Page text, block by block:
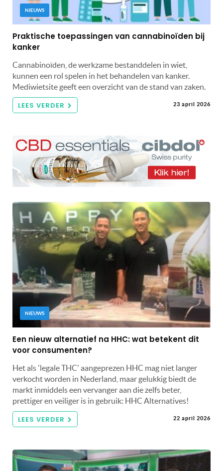
NIEUWS
Praktische toepassingen van cannabinoïden bij
kanker
Cannabinoïden, de werkzame bestanddelen in wiet,
kunnen een rol spelen in het behandelen van kanker.
Mediwietsite geeft een overzicht van de stand van zaken.
LEES VERDER 23 april 2026
NIEUWS
Een nieuw alternatief na HHC: wat betekent dit
voor consumenten?
Het als 'legale THC' aangeprezen HHC mag niet langer
verkocht worden in Nederland, maar gelukkig biedt de
markt inmiddels een vervanger aan die zelfs beter,
prettiger en veiliger is in gebruik: HHC Alternatives!
LEES VERDER 22 april 2026